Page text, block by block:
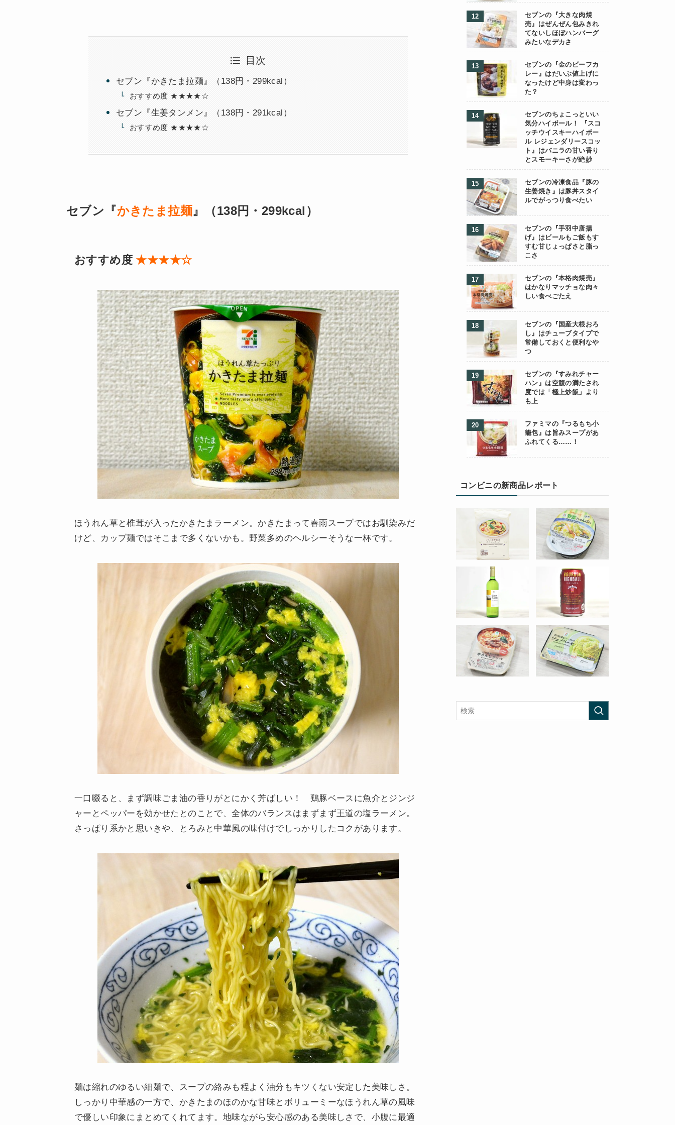
目次
セブン『かきたま拉麺』（138円・299kcal）
おすすめ度 ★★★★☆
セブン『生姜タンメン』（138円・291kcal）
おすすめ度 ★★★★☆
セブン『かきたま拉麺』（138円・299kcal）
おすすめ度★★★★☆
ほうれん草と椎茸が入ったかきたまラーメン。かきたまって春雨スープではお馴染みだ
けど、カップ麺ではそこまで多くないかも。野菜多めのヘルシーそうな一杯です。
一口啜ると、まず調味ごま油の香りがとにかく芳ばしい！ 鶏豚ベースに魚介とジンジ
ャーとペッパーを効かせたとのことで、全体のバランスはまずまず王道の塩ラーメン。
さっぱり系かと思いきや、とろみと中華風の味付けでしっかりしたコクがあります。
麺は縮れのゆるい細麺で、スープの絡みも程よく油分もキツくない安定した美味しさ。
しっかり中華感の一方で、かきたまのほのかな甘味とボリューミーなほうれん草の風味
で優しい印象にまとめてくれてます。地味ながら安心感のある美味しさで、小腹に最適
セブンの『大きな肉焼
売』はぜんぜん包みきれ
てないしほぼハンバーグ
みたいなデカさ
セブンの『金のビーフカ
レー』はだいぶ値上げに
なったけど中身は変わっ
た？
セブンのちょこっといい
気分ハイボール！ 『スコ
ッチウイスキーハイボー
ル レジェンダリースコッ
ト』はバニラの甘い香り
とスモーキーさが絶妙
セブンの冷凍食品『豚の
生姜焼き』は豚丼スタイ
ルでがっつり食べたい
セブンの『手羽中唐揚
げ』はビールもご飯もす
すむ甘じょっぱさと脂っ
こさ
セブンの『本格肉焼売』
はかなりマッチョな肉々
しい食べごたえ
セブンの『国産大根おろ
し』はチューブタイプで
常備しておくと便利なや
つ
セブンの『すみれチャー
ハン』は空腹の満たされ
度では「極上炒飯」より
も上
ファミマの『つるもち小
籠包』は旨みスープがあ
ふれてくる……！
コンビニの新商品レポート